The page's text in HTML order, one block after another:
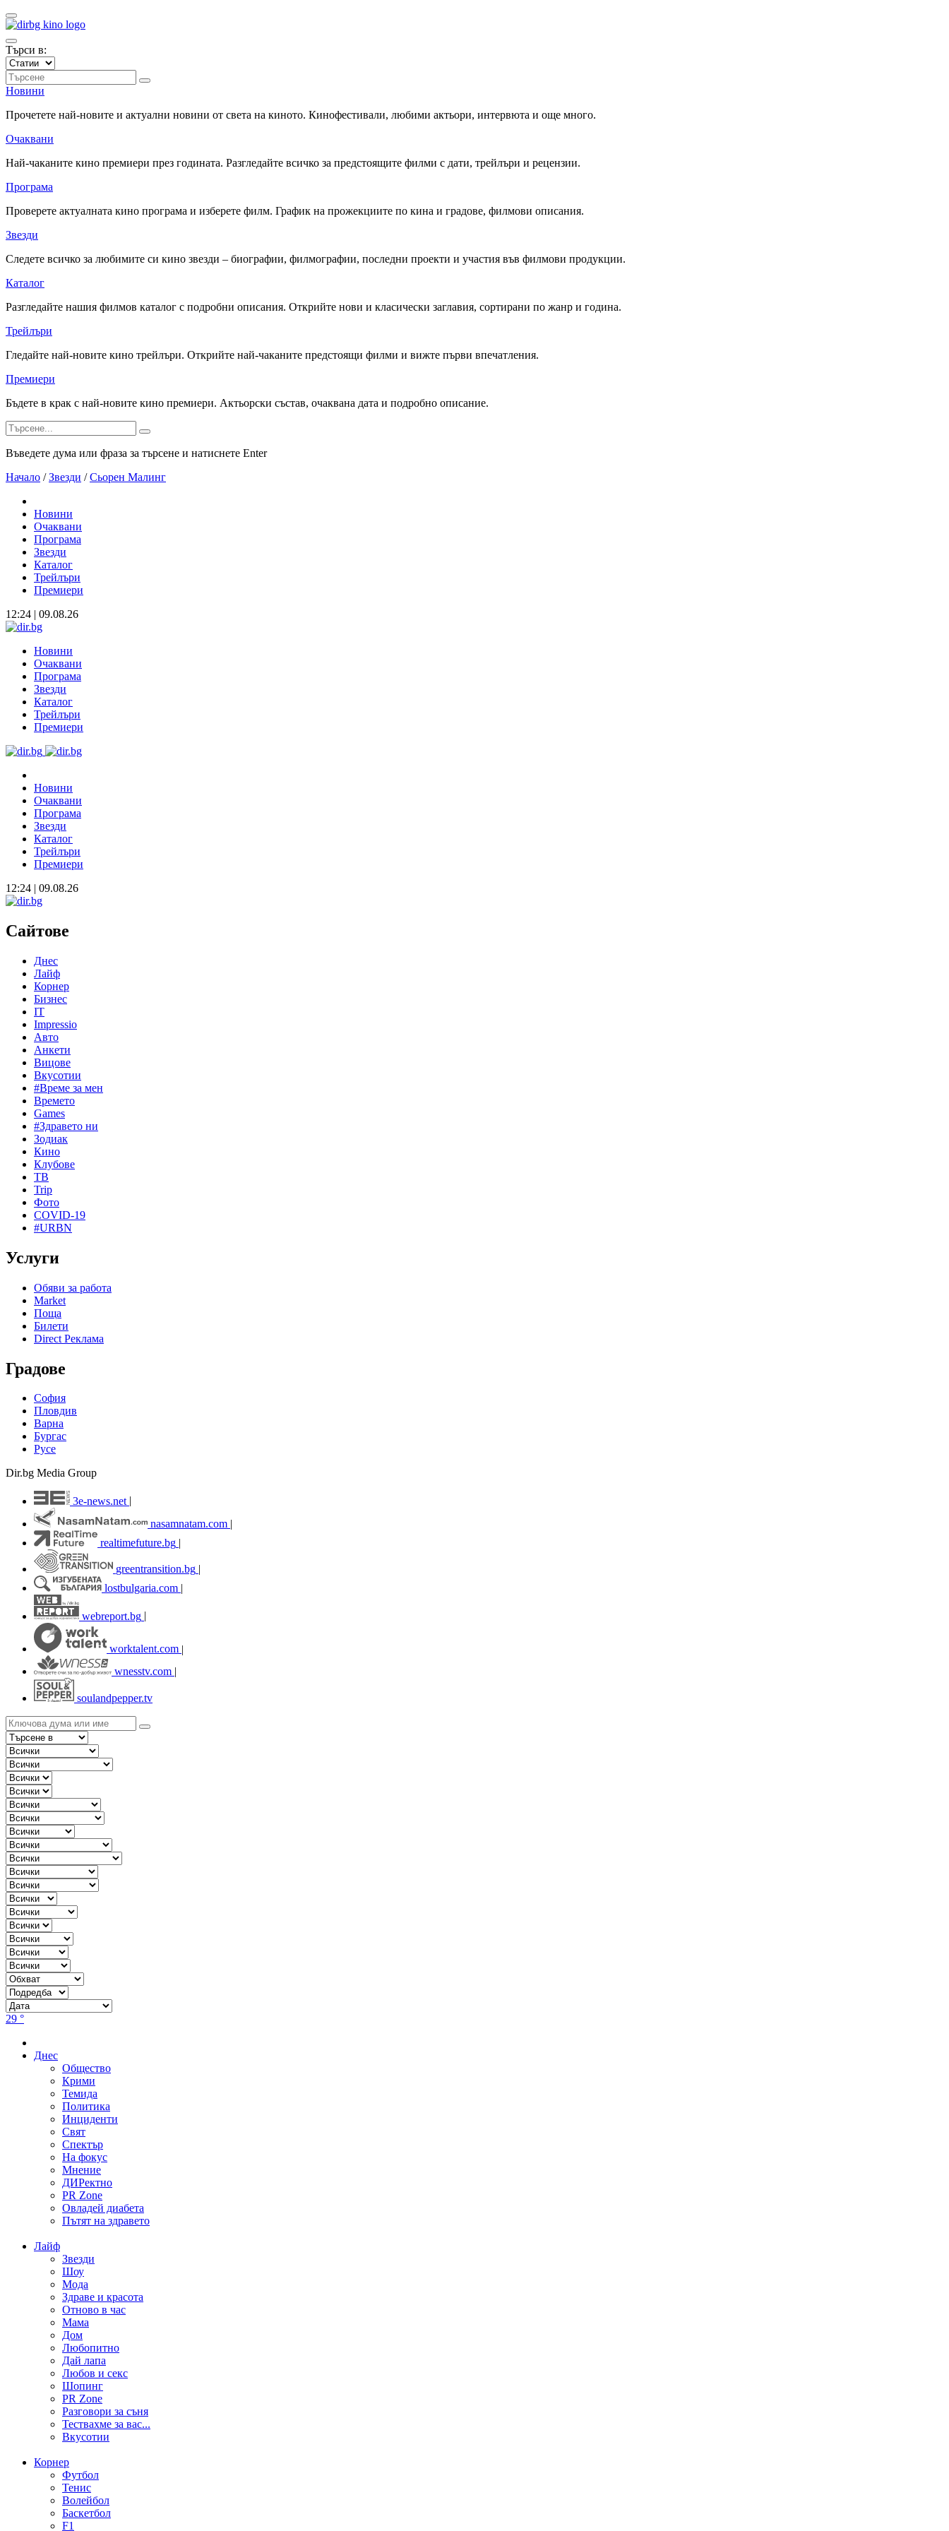
Търси в:
Новини
Прочетете най-новите и актуални новини от света на киното. Кинофестивали, любими актьори, интервюта и още много.
Очаквани
Най-чаканите кино премиери през годината. Разгледайте всичко за предстоящите филми с дати, трейлъри и рецензии.
Програма
Проверете актуалната кино програма и изберете филм. График на прожекциите по кина и градове, филмови описания.
Звезди
Следете всичко за любимите си кино звезди – биографии, филмографии, последни проекти и участия във филмови продукции.
Каталог
Разгледайте нашия филмов каталог с подробни описания. Открийте нови и класически заглавия, сортирани по жанр и година.
Трейлъри
Гледайте най-новите кино трейлъри. Открийте най-чаканите предстоящи филми и вижте първи впечатления.
Премиери
Бъдете в крак с най-новите кино премиери. Актьорски състав, очаквана дата и подробно описание.
Въведете дума или фраза за търсене и натиснете Enter
Начало / Звезди / Сьорен Малинг
Новини
Очаквани
Програма
Звезди
Каталог
Трейлъри
Премиери
12:24 | 09.08.26
Новини
Очаквани
Програма
Звезди
Каталог
Трейлъри
Премиери
Новини
Очаквани
Програма
Звезди
Каталог
Трейлъри
Премиери
12:24 | 09.08.26
Сайтове
Днес
Лайф
Корнер
Бизнес
IT
Impressio
Авто
Анкети
Вицове
Вкусотии
#Време за мен
Времето
Games
#Здравето ни
Зодиак
Кино
Клубове
ТВ
Trip
Фото
COVID-19
#URBN
Услуги
Обяви за работа
Market
Поща
Билети
Direct Реклама
Градове
София
Пловдив
Варна
Бургас
Русе
Dir.bg Media Group
3e-news.net
nasamnatam.com |
realtimefuture.bg |
greentransition.bg |
lostbulgaria.com |
webreport.bg
worktalent.com |
wnesstv.com |
soulandpepper.tv
29 °
Днес
Общество
Крими
Темида
Политика
Инциденти
Свят
Спектър
На фокус
Мнение
ДИРектно
PR Zone
Овладей диабета
Пътят на здравето
Лайф
Звезди
Шоу
Мода
Здраве и красота
Отново в час
Мама
Дом
Любопитно
Дай лапа
Любов и секс
Шопинг
PR Zone
Разговори за съня
Тествахме за вас...
Вкусотии
Корнер
Футбол
Тенис
Волейбол
Баскетбол
F1